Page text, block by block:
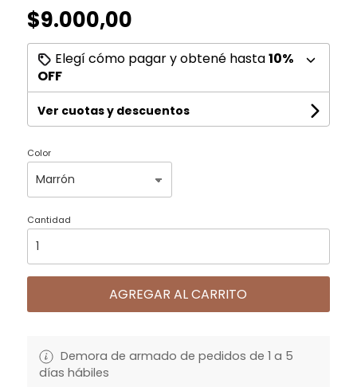
$9.000,00
Elegí cómo pagar y obtené hasta10%
OFF
Ver cuotas y descuentos
Color
Cantidad
AGREGAR AL CARRITO
Demora de armado de pedidos de 1 a 5
días hábiles